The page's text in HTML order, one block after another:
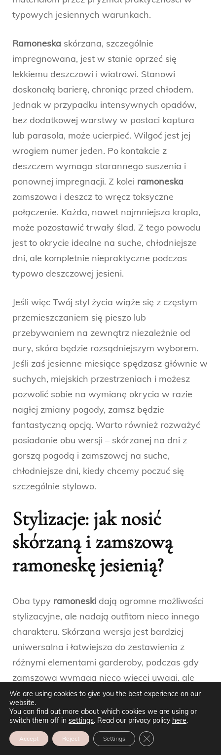
typowych jesiennych warunkach.
Ramoneska skórzana, szczególnie
impregnowana, jest w stanie oprzeć się
lekkiemu deszczowi i wiatrowi. Stanowi
doskonałą barierę, chroniąc przed chłodem.
Jednak w przypadku intensywnych opadów,
bez dodatkowej warstwy w postaci kaptura
lub parasola, może ucierpieć. Wilgoć jest jej
wrogiem numer jeden. Po kontakcie z
deszczem wymaga starannego suszenia i
ponownej impregnacji. Z kolei ramoneska
zamszowa i deszcz to wręcz toksyczne
połączenie. Każda, nawet najmniejsza kropla,
może pozostawić trwały ślad. Z tego powodu
jest to okrycie idealne na suche, chłodniejsze
dni, ale kompletnie niepraktyczne podczas
typowo deszczowej jesieni.
Jeśli więc Twój styl życia wiąże się z częstym
przemieszczaniem się pieszo lub
przebywaniem na zewnątrz niezależnie od
aury, skóra będzie rozsądniejszym wyborem.
Jeśli zaś jesienne miesiące spędzasz głównie w
suchych, miejskich przestrzeniach i możesz
pozwolić sobie na wymianę okrycia w razie
nagłej zmiany pogody, zamsz będzie
fantastyczną opcją. Warto również rozważyć
posiadanie obu wersji – skórzanej na dni z
gorszą pogodą i zamszowej na suche,
chłodniejsze dni, kiedy chcemy poczuć się
szczególnie stylowo.
Stylizacje: jak nosić
skórzaną i zamszową
ramoneskę jesienią?
Oba typy ramoneski dają ogromne możliwości
stylizacyjne, ale nadają outfitom nieco innego
charakteru. Skórzana wersja jest bardziej
uniwersalna i łatwiejsza do zestawienia z
różnymi elementami garderoby, podczas gdy
zamszowa wymaga nieco więcej uwagi, ale
oferuje bardziej wyrafinowany, modowy look.
Stylizacje ze skórzaną
ramoneską
We are using cookies to give you the best experience on our
website.
You can find out more about which cookies we are using or
switch them off in settings. Read our privacy policy here.
Accept Reject Settings ZAMKNIJ PANEL